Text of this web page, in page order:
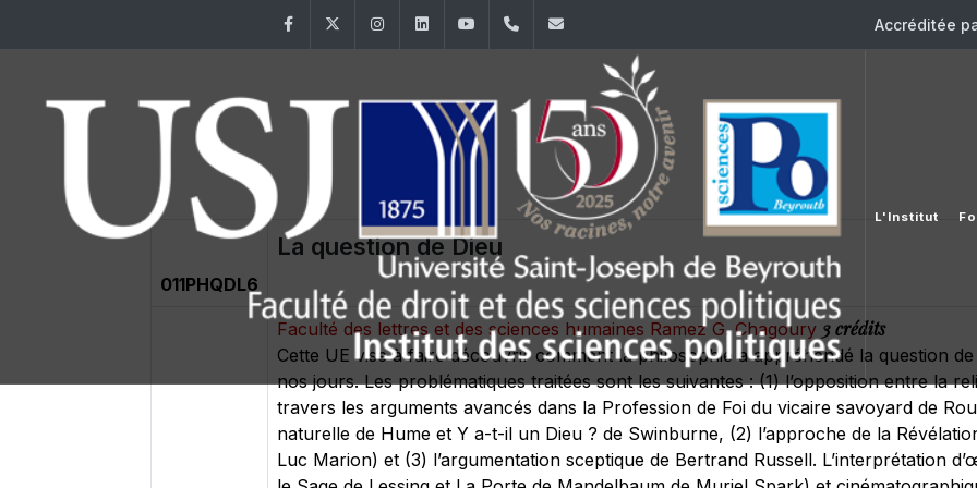
FacebookTwitter InstagramLinkedInYouTube+961 (1) 421 443 Accréditée
L'Institut
011PHQDL6
La question de Dieu
Faculté des lettres et des sciences humaines Ramez G. Chagoury 3 crédits
Cette UE vise à faire découvrir comment la philosophie a appréhendé la question de
nos jours. Les problématiques traitées sont les suivantes : (1) l’opposition entre la
travers les arguments avancés dans la Profession de Foi du vicaire savoyard de
naturelle de Hume et Y a-t-il un Dieu ? de Swinburne, (2) l’approche de la
Luc Marion) et (3) l’argumentation sceptique de Bertrand Russell. L’interprétation